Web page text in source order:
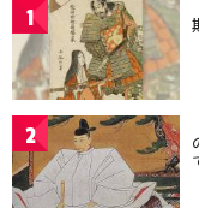
1
2